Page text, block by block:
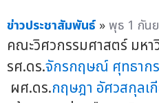
ข่าวประชาสัมพันธ์ »พุธ 1 กัน
คณะวิศวกรรมศาสตร์ มห
รศ.ดร.จักรกฤษณ์ ศุทธาก
ผศ.ดร.กฤษฎา อัศวสกุลเ